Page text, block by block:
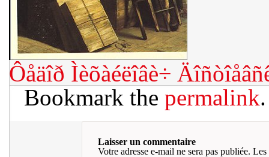
Ôåäîð Ìèõàéëîâè÷
Bookmark the permalink.
Laisser un commentaire
Votre adresse e-mail ne sera pas publiée. Les